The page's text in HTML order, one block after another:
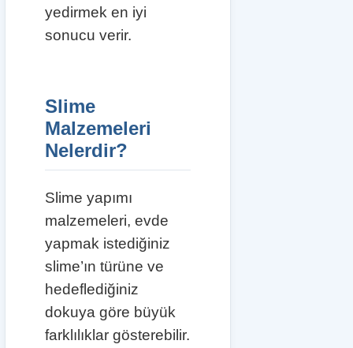
yedirmek en iyi
sonucu verir.
Slime
Malzemeleri
Nelerdir?
Slime yapımı
malzemeleri, evde
yapmak istediğiniz
slime’ın türüne ve
hedeflediğiniz
dokuya göre büyük
farklılıklar gösterebilir.